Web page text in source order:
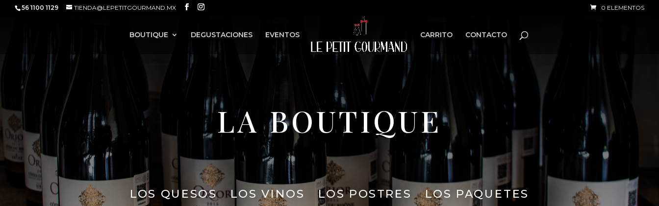
56 1100 1129 TIENDA@LEPETITGOURMAND.MX 0 ELEMENTOS
BOUTIQUE DEGUSTACIONES EVENTOS CARRITO CONTACTO
Sold out
LA BOUTIQUE
LOS QUESOS LOS VINOS LOS POSTRES LOS PAQUETES